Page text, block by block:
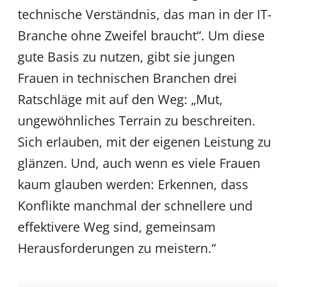
technische Verständnis, das man in der IT-
Branche ohne Zweifel braucht“. Um diese
gute Basis zu nutzen, gibt sie jungen
Frauen in technischen Branchen drei
Ratschläge mit auf den Weg: „Mut,
ungewöhnliches Terrain zu beschreiten.
Sich erlauben, mit der eigenen Leistung zu
glänzen. Und, auch wenn es viele Frauen
kaum glauben werden: Erkennen, dass
Konflikte manchmal der schnellere und
effektivere Weg sind, gemeinsam
Herausforderungen zu meistern.“